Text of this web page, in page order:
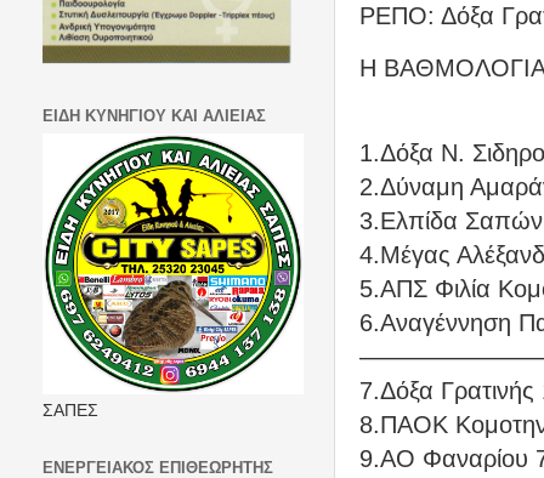
ΡΕΠΟ: Δόξα
Η
1.Δόξα Ν.
2.Δύναμη
3.Ελπίδα
4.Μέγας
5.ΑΠΣ Φιλία
6.Αναγέννηση
7.Δόξα
8.ΠΑΟΚ
9.ΑΟ Φαναρίου
ΕΙΔΗ ΚΥΝΗΓΙΟΥ ΚΑΙ ΑΛΙΕΙΑΣ
ΣΑΠΕΣ
ΕΝΕΡΓΕΙΑΚΟΣ ΕΠΙΘΕΩΡΗΤΗΣ